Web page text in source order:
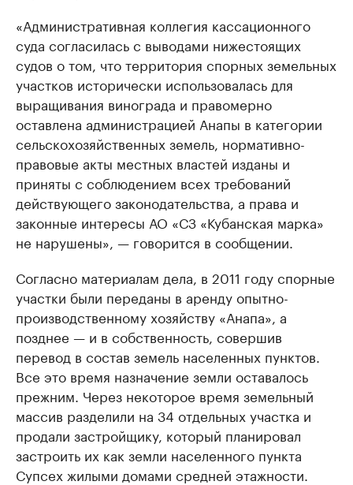
«Административная коллегия кассационного
суда согласилась с выводами нижестоящих
судов о том, что территория спорных земельных
участков исторически использовалась для
выращивания винограда и правомерно
оставлена администрацией Анапы в категории
сельскохозяйственных земель, нормативно-
правовые акты местных властей изданы и
приняты с соблюдением всех требований
действующего законодательства, а права и
законные интересы АО «СЗ «Кубанская марка»
не нарушены», — говорится в сообщении.
Согласно материалам дела, в 2011 году спорные
участки были переданы в аренду опытно-
производственному хозяйству «Анапа», а
позднее — и в собственность, совершив
перевод в состав земель населенных пунктов.
Все это время назначение земли оставалось
прежним. Через некоторое время земельный
массив разделили на 34 отдельных участка и
продали застройщику, который планировал
застроить их как земли населенного пункта
Супсех жилыми домами средней этажности.